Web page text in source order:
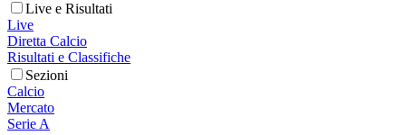
Live e Risultati
Live
Diretta Calcio
Risultati e Classifiche
Sezioni
Calcio
Mercato
Serie A